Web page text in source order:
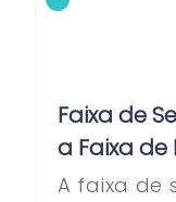
Faixa de
a Faixa
A faixa de